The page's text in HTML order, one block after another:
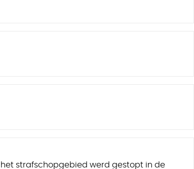
strafschopgebied werd gestopt in de